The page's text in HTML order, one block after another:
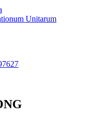
Unitarum